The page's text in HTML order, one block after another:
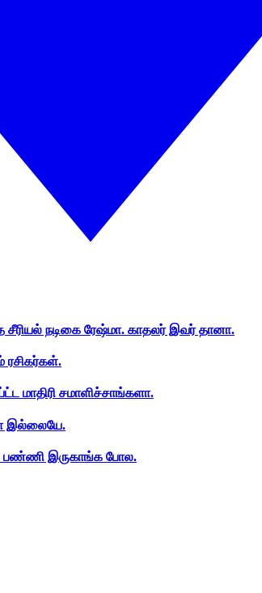
சீரியல் நடிகை ரேஷ்மா. காதலர் இவர் தானா.
ரசிகர்கள்.
மாதிரி சமாளிச்சாங்களா.
இல்லையே.
பண்ணி இருகாங்க போல.